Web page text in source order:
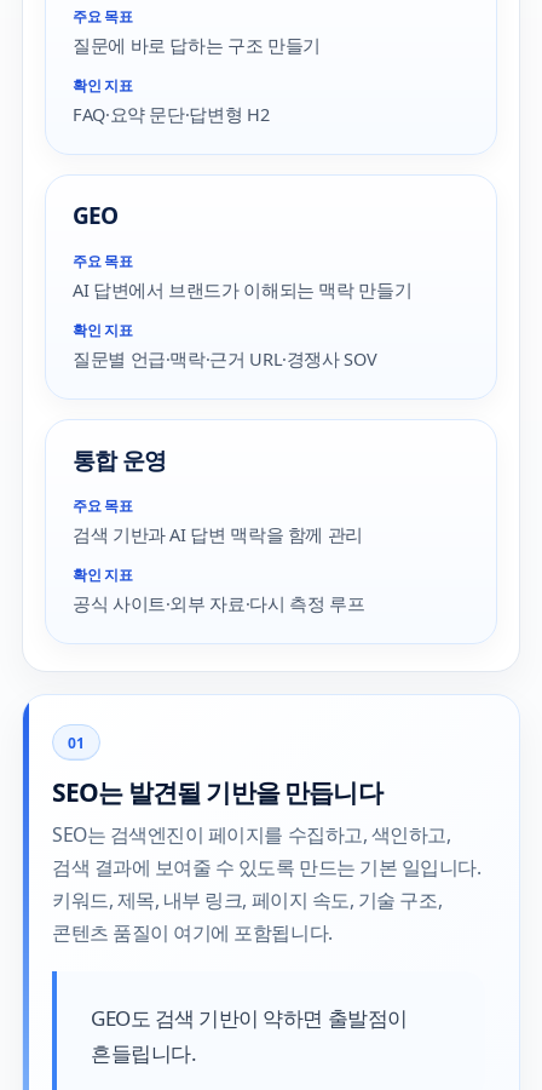
주요 목표
질문에 바로 답하는 구조 만들기
확인 지표
FAQ·요약 문단·답변형 H2
GEO
주요 목표
AI 답변에서 브랜드가 이해되는 맥락 만들기
확인 지표
질문별 언급·맥락·근거 URL·경쟁사 SOV
통합 운영
주요 목표
검색 기반과 AI 답변 맥락을 함께 관리
확인 지표
공식 사이트·외부 자료·다시 측정 루프
01
SEO는 발견될 기반을 만듭니다
SEO는 검색엔진이 페이지를 수집하고, 색인하고,
검색 결과에 보여줄 수 있도록 만드는 기본 일입니다.
키워드, 제목, 내부 링크, 페이지 속도, 기술 구조,
콘텐츠 품질이 여기에 포함됩니다.
GEO도 검색 기반이 약하면 출발점이
흔들립니다.